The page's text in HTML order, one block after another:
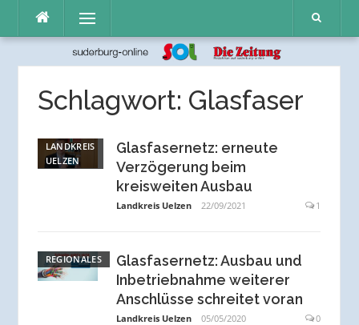
Inhalt
Menü
Schlagwort: Glasfaser
LANDKREIS
UELZEN
Glasfasernetz: erneute
Verzögerung beim
kreisweiten Ausbau
Landkreis Uelzen 22/09/2021 1
REGIONALES
Glasfasernetz: Ausbau und
Inbetriebnahme weiterer
Anschlüsse schreitet voran
Landkreis Uelzen 05/05/2020 0